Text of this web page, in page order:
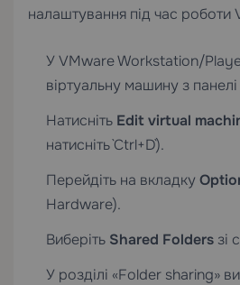
налаштування під час роботи
У VMware Workstation/
віртуальну машину з панелі
Натисніть Edit virtual
натисніть `Ctrl+D`).
Перейдіть на вкладку
Hardware).
Виберіть Shared Folders зі
У розділі «Folder sharing»